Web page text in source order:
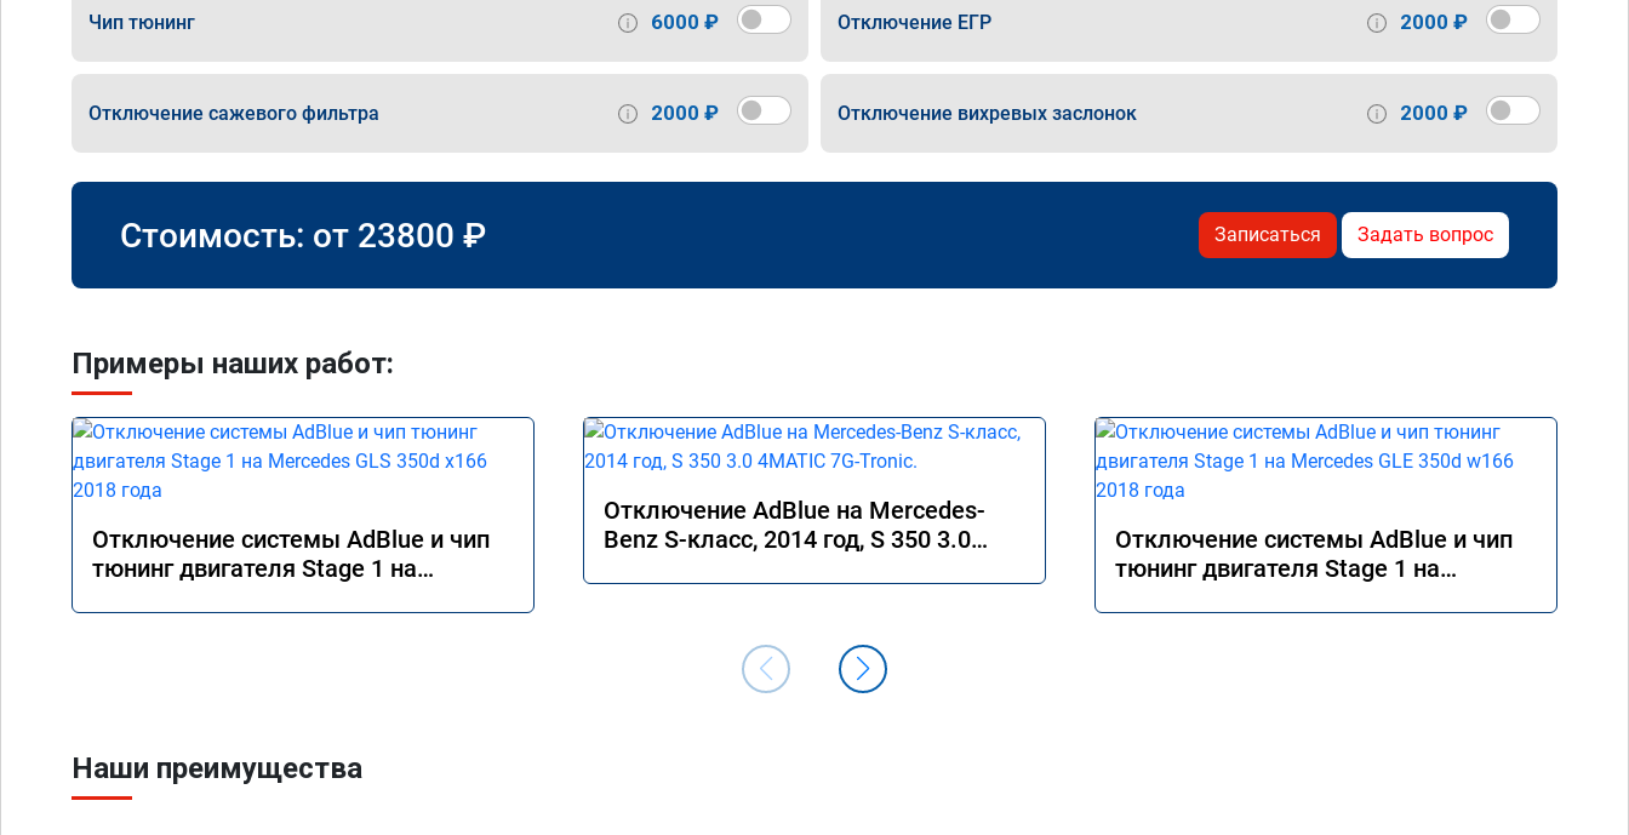
Чип тюнинг 6000 ₽ Отключение ЕГР 2000 ₽
Отключение сажевого фильтра 2000 ₽ Отключение вихревых заслонок 2000 ₽
Стоимость: от 23800 ₽ Записаться Задать вопрос
Примеры наших работ:
Отключение системы AdBlue и чип
тюнинг двигателя Stage 1 на
Отключение AdBlue на Mercedes-
Benz S-класс, 2014 год, S 350 3.0
Отключение системы AdBlue и чип
тюнинг двигателя Stage 1 на
Наши преимущества